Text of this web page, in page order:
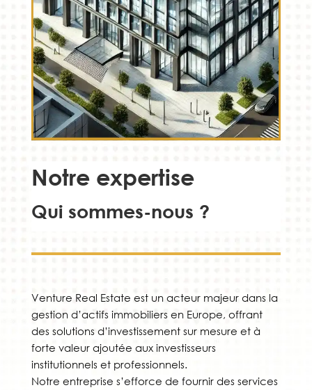
Notre expertise
Qui sommes-nous ?
Venture Real Estate est un acteur majeur dans la
gestion d’actifs immobiliers en Europe, offrant
des solutions d’investissement sur mesure et à
forte valeur ajoutée aux investisseurs
institutionnels et professionnels.
Notre entreprise s’efforce de fournir des services